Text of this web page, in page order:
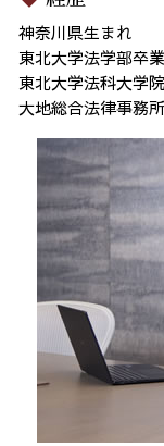
神奈川県生まれ
東北大学法学部卒業
東北大学法科大学
大地総合法律事務